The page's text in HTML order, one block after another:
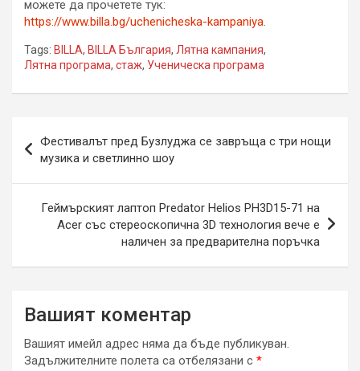
можете да прочетете тук:
https://www.billa.bg/uchenicheska-kampaniya.
Tags: BILLA, BILLA България, Лятна кампания,
Лятна програма, стаж, Ученическа програма
Фестивалът пред Бузлуджа се завръща с три нощи
музика и светлинно шоу
Геймърският лаптоп Predator Helios PH3D15-71 на
Acer със стереоскопична 3D технология вече е
наличен за предварителна поръчка
Вашият коментар
Вашият имейл адрес няма да бъде публикуван.
Задължителните полета са отбелязани с *